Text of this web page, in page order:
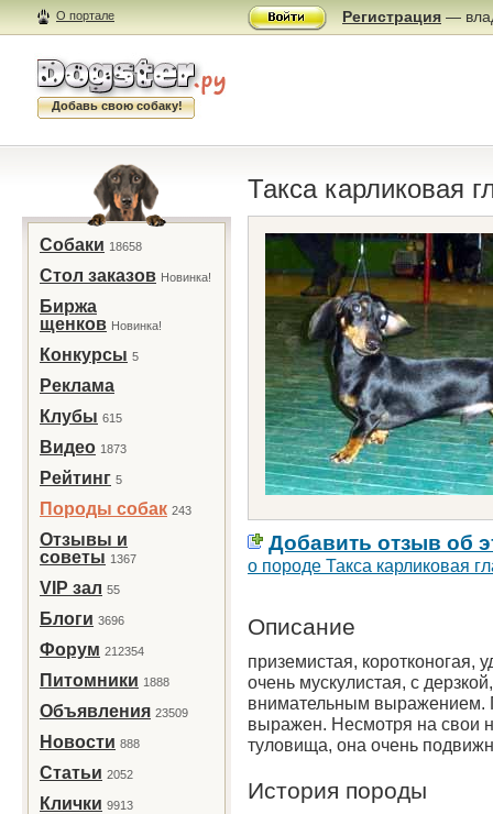
О портале Регистрация —
Добавь свою собаку!
Собаки 18658
Стол заказов Новинка!
Биржа
щенков Новинка!
Конкурсы 5
Реклама
Клубы 615
Видео 1873
Рейтинг 5
Породы собак 243
Отзывы и
советы 1367
VIP зал 55
Блоги 3696
Форум 212354
Питомники 1888
Объявления 23509
Новости 888
Статьи 2052
Клички 9913
Такса карликовая
Добавить отзыв об
о породе Такса карликовая
Описание
приземистая, коротконогая,
очень мускулистая, с
внимательным
выражен. Несмотря на свои
туловища, она очень
История породы